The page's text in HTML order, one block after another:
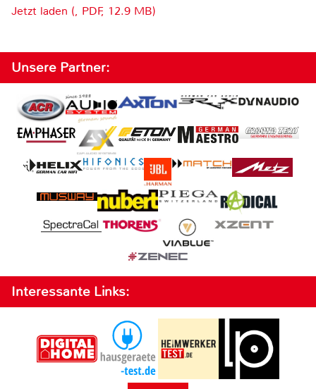
Jetzt laden (, PDF, 12.9 MB)
Unsere Partner:
Interessante Links: